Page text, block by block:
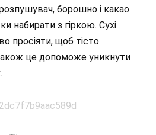
борошно і какао
набирати з гіркою. Сухі
просіяти, щоб тісто
це допоможе уникнути